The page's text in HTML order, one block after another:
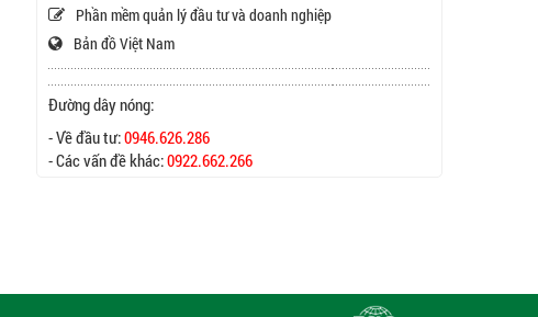
Phần mềm quản lý đầu tư và doanh nghiệp
Bản đồ Việt Nam
Đường dây nóng:
- Về đầu tư:0946.626.286
- Các vấn đề khác:0922.662.266